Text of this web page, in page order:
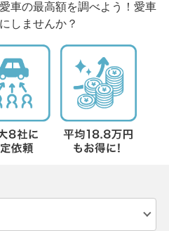
車の最高額を調べよう！愛車
しませんか？